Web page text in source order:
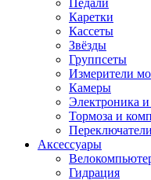
Педали
Каретки
Кассеты
Звёзды
Группсеты
Измерители
Камеры
Электроника
Тормоза и
Переключатели
Аксессуары
Гидрация